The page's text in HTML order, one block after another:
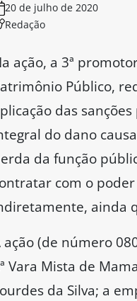
20 de julho de 2020
Redação
ação, a 3ª
Público,
das
do dano
da função
com o
ainda
ação (de número
Vara Mista de
da Silva; a